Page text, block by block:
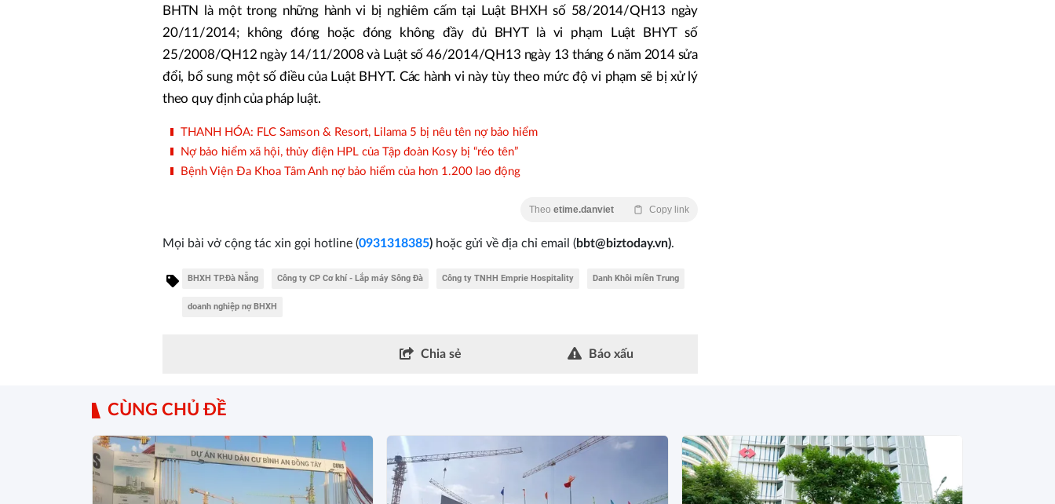
BHTN là một trong những hành vi bị nghiêm cấm tại Luật BHXH số 58/2014/QH13 ngày
20/11/2014; không đóng hoặc đóng không đầy đủ BHYT là vi phạm Luật BHYT số
25/2008/QH12 ngày 14/11/2008 và Luật số 46/2014/QH13 ngày 13 tháng 6 năm 2014 sửa
đổi, bổ sung một số điều của Luật BHYT. Các hành vi này tùy theo mức độ vi phạm sẽ bị xử lý
theo quy định của pháp luật.
THANH HÓA: FLC Samson & Resort, Lilama 5 bị nêu tên nợ bảo hiểm
Nợ bảo hiểm xã hội, thủy điện HPL của Tập đoàn Kosy bị “réo tên”
Bệnh Viện Đa Khoa Tâm Anh nợ bảo hiểm của hơn 1.200 lao động
Theo etime.danviet Copy link
Mọi bài vở cộng tác xin gọi hotline (0931318385) hoặc gửi về địa chỉ email (bbt@biztoday.vn).
BHXH TP.Đà Nẵng Công ty CP Cơ khí - Lắp máy Sông Đà Công ty TNHH Emprie Hospitality Danh Khôi miền Trung
doanh nghiệp nợ BHXH
Chia sẻ Báo xấu
CÙNG CHỦ ĐỀ